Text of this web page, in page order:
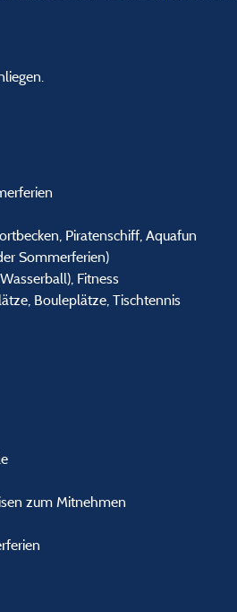
Piratenschiff, Aquafun
Sommerferien)
Fitness
Bouleplätze, Tischtennis
zum Mitnehmen